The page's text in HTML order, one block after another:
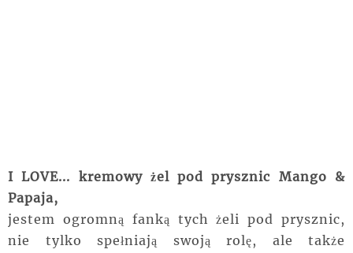
I LOVE... kremowy żel pod prysznic Mango &
Papaja,
jestem ogromną fanką tych żeli pod prysznic,
nie tylko spełniają swoją rolę, ale także